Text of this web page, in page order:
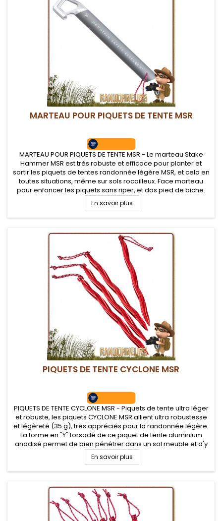
MARTEAU POUR PIQUETS DE TENTE MSR
MARTEAU POUR PIQUETS DE TENTE MSR - Le marteau Stake
Hammer MSR est très robuste et efficace pour planter et
sortir les piquets de tentes randonnée légère MSR, et cela en
toutes situations, même sur sols rocailleux. Face marteau
pour enfoncer les piquets sans riper, et dos pied de biche.
Décapsuleur intégré.
En savoir plus
PIQUETS DE TENTE CYCLONE MSR
PIQUETS DE TENTE CYCLONE MSR - Piquets de tente ultra léger
et robuste, les piquets CYCLONE MSR allient ultra robustesse
et légèreté (35 g), très appréciés pour la randonnée légère.
La forme en "Y" torsadé de ce piquet de tente aluminium
anodisé permet de bien pénétrer dans un sol meuble et d'y
rester
En savoir plus